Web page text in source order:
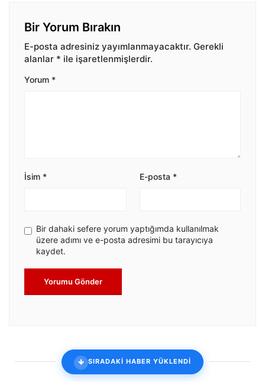
Bir Yorum Bırakın
E-posta adresiniz yayımlanmayacaktır. Gerekli
alanlar * ile işaretlenmişlerdir.
Yorum *
İsim * E-posta *
Bir dahaki sefere yorum yaptığımda kullanılmak
üzere adımı ve e-posta adresimi bu tarayıcıya
kaydet.
Yorumu Gönder
SIRADAKİ HABER YÜKLENDİ